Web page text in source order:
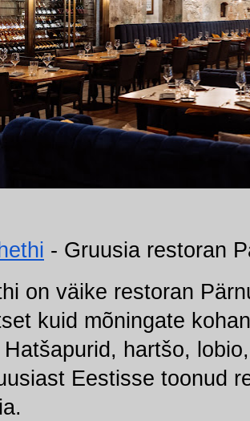
- Gruusia restoran
on väike restoran
kuid mõningate
Hatšapurid, hartšo,
Eestisse toonud